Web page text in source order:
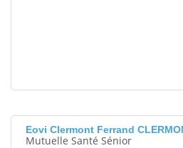
Eovi Clermont Ferrand
Mutuelle Santé Sénior